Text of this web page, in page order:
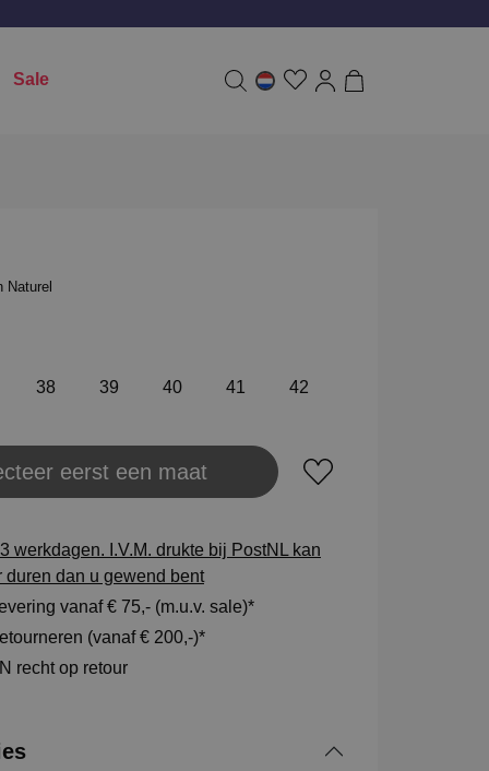
Sale
Naturel
38 39 40 41 42
in winkeltas
eerst een maat
werkdagen. I.V.M. drukte bij PostNL kan
duren dan u gewend bent
vanaf € 75,- (m.u.v. sale)*
(vanaf € 200,-)*
recht op retour